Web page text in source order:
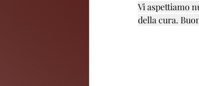
Vi aspettiamo
della cura.